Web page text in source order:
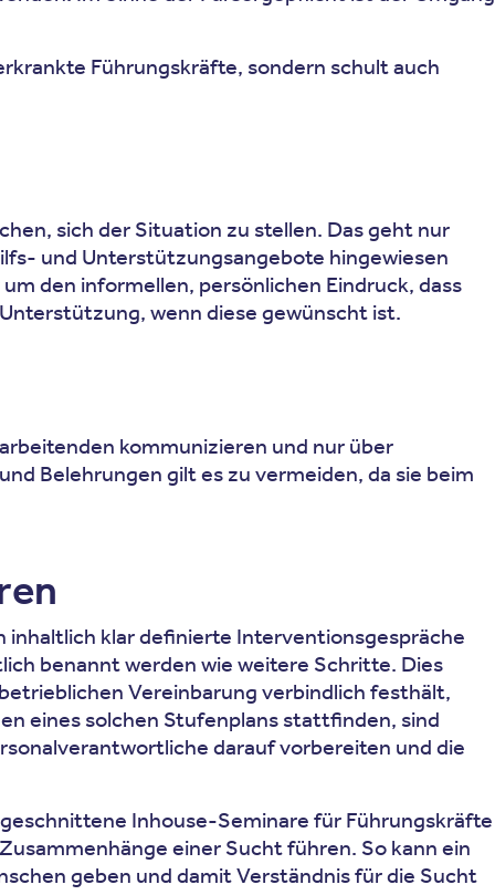
Führungskräfte, sondern schult auch
sich der Situation zu stellen. Das geht nur
und Unterstützungsangebote hingewiesen
den informellen, persönlichen Eindruck, dass
wenn diese gewünscht ist.
kommunizieren und nur über
Belehrungen gilt es zu vermeiden, da sie beim
inhaltlich klar definierte Interventionsgespräche
benannt werden wie weitere Schritte. Dies
Vereinbarung verbindlich festhält,
eines solchen Stufenplans stattfinden, sind
darauf vorbereiten und die
Inhouse-Seminare für Führungskräfte
einer Sucht führen. So kann ein
geben und damit Verständnis für die Sucht